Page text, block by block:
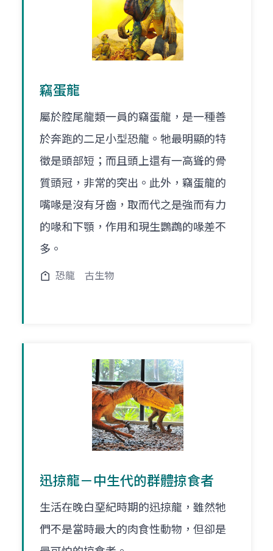
竊蛋龍
屬於腔尾龍類一員的竊蛋龍，是一種善
於奔跑的二足小型恐龍。牠最明顯的特
徵是頭部短；而且頭上還有一高聳的骨
質頭冠，非常的突出。此外，竊蛋龍的
嘴喙是沒有牙齒，取而代之是強而有力
的喙和下顎，作用和現生鸚鵡的喙差不
多。
恐龍 古生物
迅掠龍－中生代的群體掠食者
生活在晚白堊紀時期的迅掠龍，雖然牠
們不是當時最大的肉食性動物，但卻是